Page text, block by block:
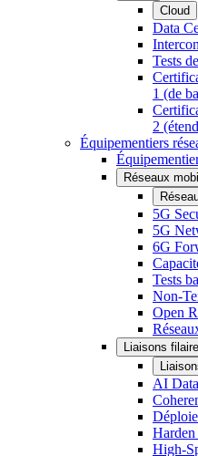
Cloud
Data
Tests
1 (de
2
Équipementiers
Réseaux
5G
5G
6G
Tests
Non-
Open
Liaisons
AI
Harden
High-